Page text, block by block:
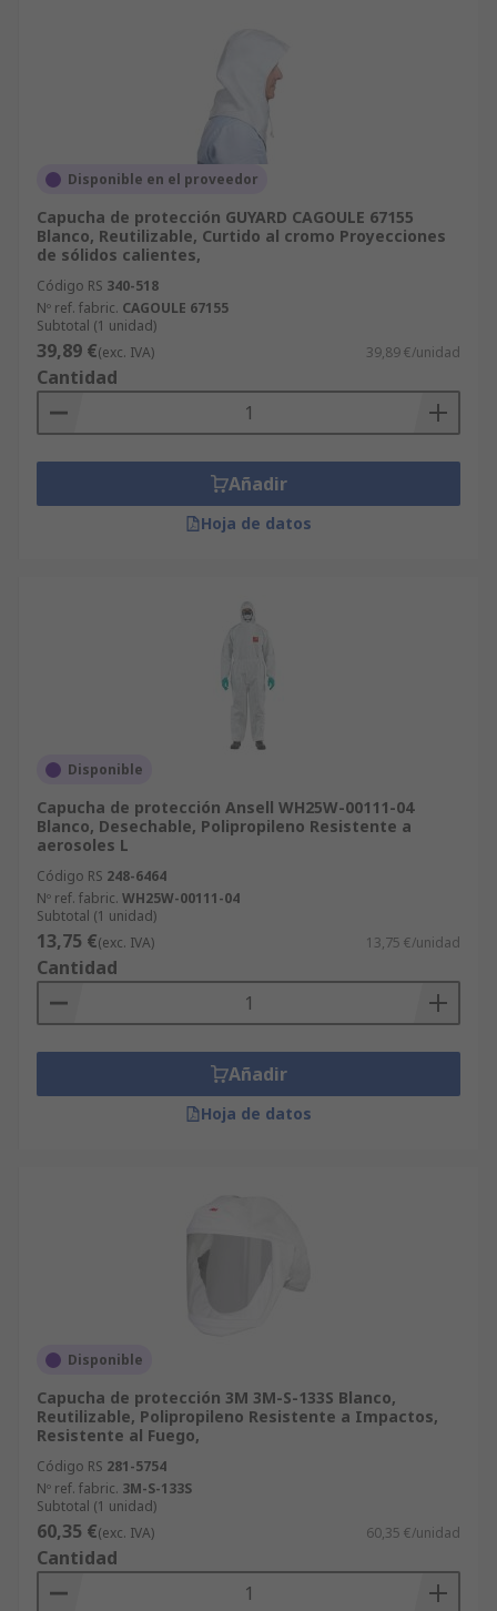
Disponible en el proveedor
Capucha de protección GUYARD CAGOULE 67155
Blanco, Reutilizable, Curtido al cromo Proyecciones
de sólidos calientes,
Código RS 340-518
Nº ref. fabric. CAGOULE 67155
Subtotal (1 unidad)
39,89 €(exc. IVA) 39,89 €/unidad
Cantidad
Añadir
Hoja de datos
Disponible
Capucha de protección Ansell WH25W-00111-04
Blanco, Desechable, Polipropileno Resistente a
aerosoles L
Código RS 248-6464
Nº ref. fabric. WH25W-00111-04
Subtotal (1 unidad)
13,75 €(exc. IVA) 13,75 €/unidad
Cantidad
Añadir
Hoja de datos
Disponible
Capucha de protección 3M 3M-S-133S Blanco,
Reutilizable, Polipropileno Resistente a Impactos,
Resistente al Fuego,
Código RS 281-5754
Nº ref. fabric. 3M-S-133S
Subtotal (1 unidad)
60,35 €(exc. IVA) 60,35 €/unidad
Cantidad